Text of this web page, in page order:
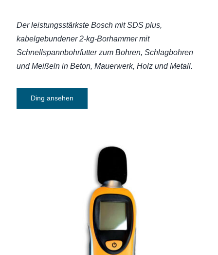
Der leistungsstärkste Bosch mit SDS plus,
kabelgebundener 2-kg-Borhammer mit
Schnellspannbohrfutter zum Bohren, Schlagbohren
und Meißeln in Beton, Mauerwerk, Holz und Metall.
Ding ansehen
Schallpegelmessgerät TFA Sound Bee
Klasse 2